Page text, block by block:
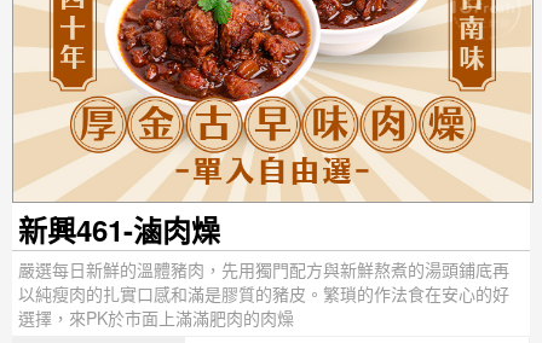
新興461-滷肉燥
嚴選每日新鮮的溫體豬肉，先用獨門配方與新鮮熬煮的湯頭鋪底再
以純瘦肉的扎實口感和滿是膠質的豬皮。繁瑣的作法食在安心的好
選擇，來PK於市面上滿滿肥肉的肉燥